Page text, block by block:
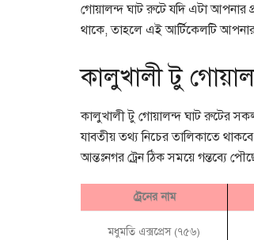
গোয়ালন্দ ঘাট রুটে যদি এটা আপনার
থাকে, তাহলে এই আর্টিকেলটি
কালুখালী টু
কালুখালী টু গোয়ালন্দ ঘাট রুটের
যাবতীয় তথ্য নিচের তালিকাতে
আন্তঃনগর ট্রেন ঠিক সময়ে গন্তব্যে
ট্রেনের নাম
মধুমতি এক্সপ্রেস (৭৫৬)